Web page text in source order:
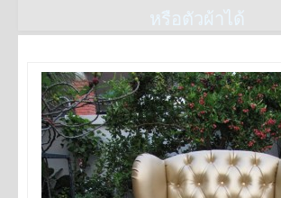
หรือตัวผ้าได้